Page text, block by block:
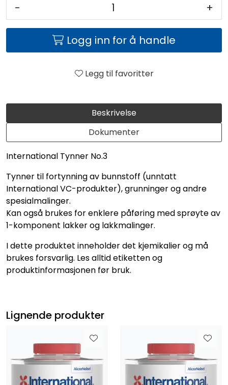
Beskrivelse
Dokumenter
International Tynner No.3
Tynner til fortynning av bunnstoff (unntatt
International VC-produkter), grunninger og andre
spesialmalinger.
Kan også brukes for enklere påføring med sprøyte av
1-komponent lakker og lakkmalinger.
I dette produktet inneholder det kjemikalier og må
brukes forsvarlig. Les alltid etiketten og
produktinformasjonen før bruk.
- +
Logg inn for å handle
Legg til favoritter
Lignende produkter